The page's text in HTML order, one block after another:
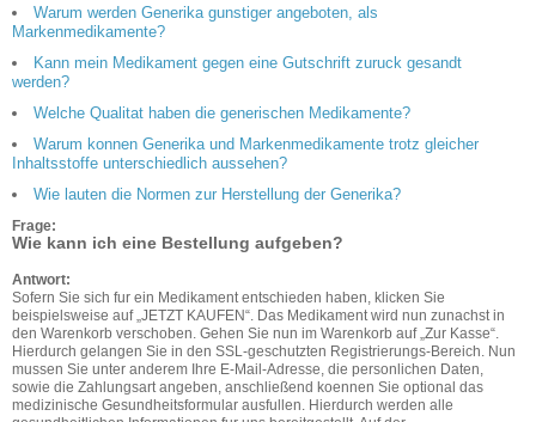
Warum werden Generika gunstiger angeboten, als
Markenmedikamente?
Kann mein Medikament gegen eine Gutschrift zuruck gesandt
werden?
Welche Qualitat haben die generischen Medikamente?
Warum konnen Generika und Markenmedikamente trotz gleicher
Inhaltsstoffe unterschiedlich aussehen?
Wie lauten die Normen zur Herstellung der Generika?
Frage:
Wie kann ich eine Bestellung aufgeben?
Antwort:
Sofern Sie sich fur ein Medikament entschieden haben, klicken Sie
beispielsweise auf „JETZT KAUFEN“. Das Medikament wird nun zunachst in
den Warenkorb verschoben. Gehen Sie nun im Warenkorb auf „Zur Kasse“.
Hierdurch gelangen Sie in den SSL-geschutzten Registrierungs-Bereich. Nun
mussen Sie unter anderem Ihre E-Mail-Adresse, die personlichen Daten,
sowie die Zahlungsart angeben, anschließend koennen Sie optional das
medizinische Gesundheitsformular ausfullen. Hierdurch werden alle